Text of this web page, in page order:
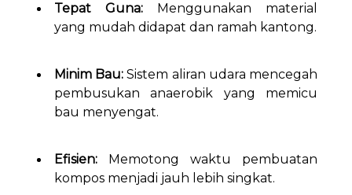
Tepat Guna: Menggunakan material
yang mudah didapat dan ramah kantong.
Minim Bau: Sistem aliran udara mencegah
pembusukan anaerobik yang memicu
bau menyengat.
Efisien: Memotong waktu pembuatan
kompos menjadi jauh lebih singkat.